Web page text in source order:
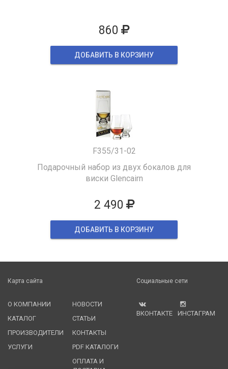
860
ДОБАВИТЬ В КОРЗИНУ
F355/31-02
Подарочный набор из двух бокалов для
виски Glencairn
2 490
ДОБАВИТЬ В КОРЗИНУ
Карта сайта
О КОМПАНИИ
КАТАЛОГ
ПРОИЗВОДИТЕЛИ
УСЛУГИ
НОВОСТИ
СТАТЬИ
КОНТАКТЫ
PDF КАТАЛОГИ
ОПЛАТА И
Социальные сети
ВКОНТАКТЕ ИНСТАГРАМ